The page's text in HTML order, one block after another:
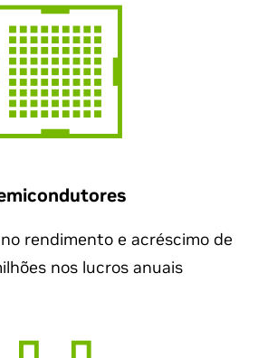
rendimento e acréscimo de
nos lucros anuais